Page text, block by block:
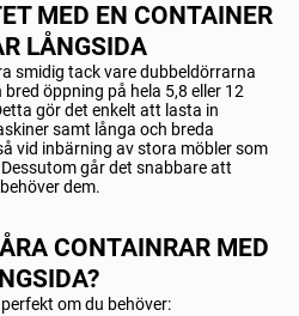
MED EN CONTAINER
LÅNGSIDA
smidig tack vare dubbeldörrarna
öppning på hela 5,8 eller 12
gör det enkelt att lasta in
samt långa och breda
vid inbärning av stora möbler som
går det snabbare att
dem.
CONTAINRAR MED
om du behöver: